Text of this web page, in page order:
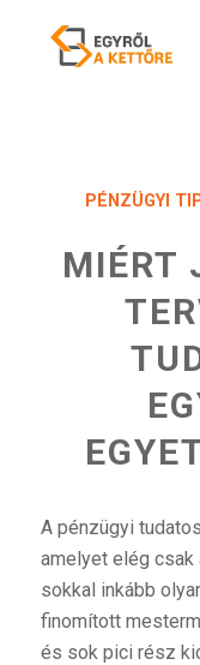
PÉNZÜGYI
MIÉRT
A pénzügyi
amelyet elég csak
sokkal inkább
finomított
és sok pici rész